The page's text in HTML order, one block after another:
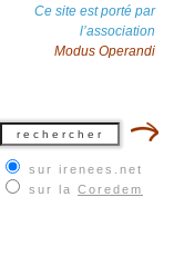
Ce site est porté par
l’association
Modus Operandi
sur irenees.net
sur la Coredem